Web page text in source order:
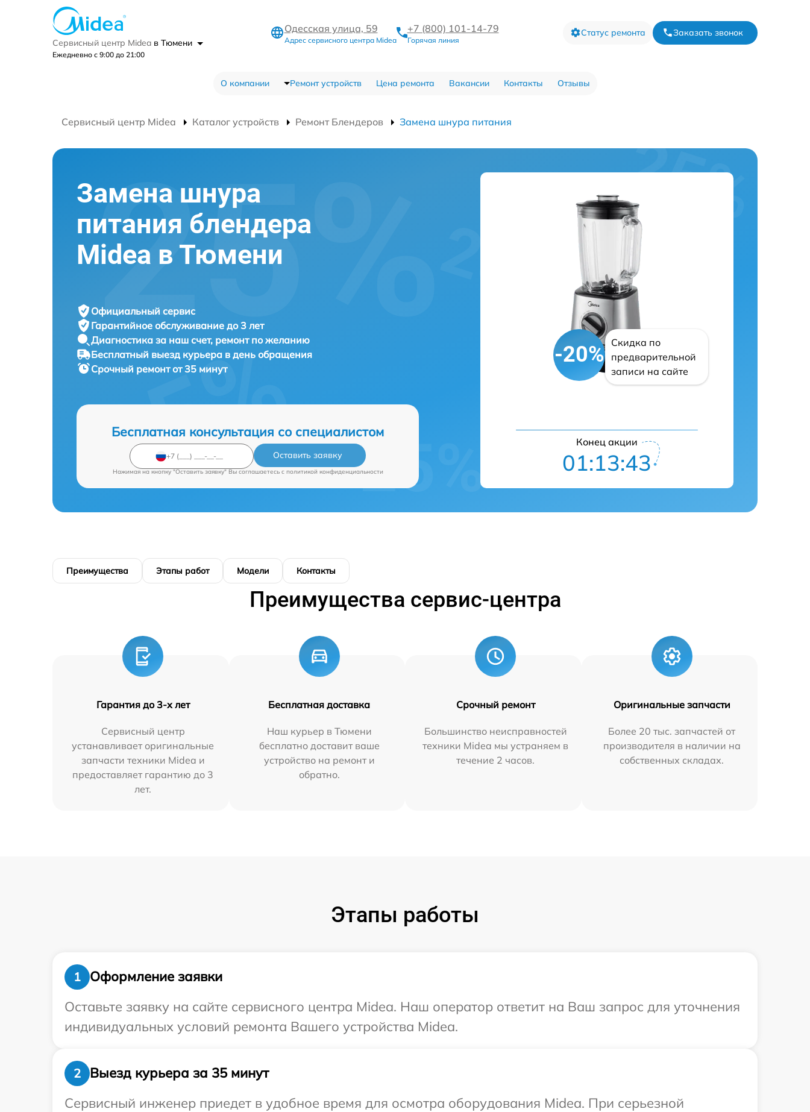
Сервисный центр Midea в Тюмени
Ежедневно с 9:00 до 21:00
Одесская улица, 59
Адрес сервисного центра Midea
+7 (800) 101-14-79
Горячая линия
Статус ремонта Заказать звонок
О компании Ремонт устройств Цена ремонта Вакансии Контакты Отзывы
Сервисный центр Midea Каталог устройств Ремонт Блендеров Замена шнура питания
Замена шнура
питания блендера
Midea в Тюмени
Официальный сервис
Гарантийное обслуживание до 3 лет
Диагностика за наш счет, ремонт по желанию
Бесплатный выезд курьера в день обращения
Срочный ремонтот 35 минут
Бесплатная консультация со специалистом
Оставить заявку
Нажимая на кнопку "Оставить заявку" Вы соглашаетесь c политикой конфиденциальности
-20%
Скидка по
предварительной
записи на сайте
Конец акции
01:13:42
Преимущества Этапы работ Модели Контакты
Преимущества сервис-центра
Гарантия до 3-х лет
Сервисный центр
устанавливает оригинальные
запчасти техники Midea и
предоставляет гарантию до 3
лет.
Бесплатная доставка
Наш курьер в Тюмени
бесплатно доставит ваше
устройство на ремонт и
обратно.
Срочный ремонт
Большинство неисправностей
техники Midea мы устраняем в
течение 2 часов.
Оригинальные запчасти
Более 20 тыс. запчастей от
производителя в наличии на
собственных складах.
Этапы работы
1
Оформление заявки
Оставьте заявку на сайте сервисного центра Midea. Наш оператор ответит на Ваш запрос для уточнения
индивидуальных условий ремонта Вашего устройства Midea.
2
Выезд курьера за 35 минут
Сервисный инженер приедет в удобное время для осмотра оборудования Midea. При серьезной